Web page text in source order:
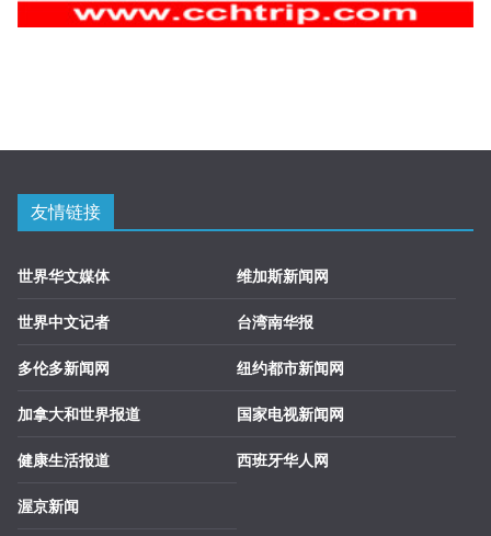
友情链接
世界华文媒体
世界中文记者
多伦多新闻网
加拿大和世界报道
健康生活报道
渥京新闻
维加斯新闻网
台湾南华报
纽约都市新闻网
国家电视新闻网
西班牙华人网